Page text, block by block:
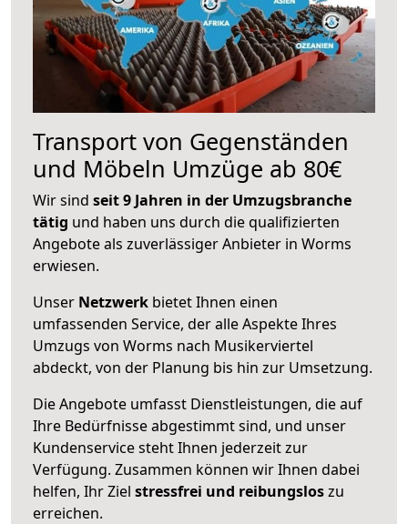
Transport von Gegenständen
und Möbeln Umzüge ab 80€
Wir sind seit 9 Jahren in der Umzugsbranche
tätig und haben uns durch die qualifizierten
Angebote als zuverlässiger Anbieter in Worms
erwiesen.
Unser Netzwerk bietet Ihnen einen
umfassenden Service, der alle Aspekte Ihres
Umzugs von Worms nach Musikerviertel
abdeckt, von der Planung bis hin zur Umsetzung.
Die Angebote umfasst Dienstleistungen, die auf
Ihre Bedürfnisse abgestimmt sind, und unser
Kundenservice steht Ihnen jederzeit zur
Verfügung. Zusammen können wir Ihnen dabei
helfen, Ihr Ziel stressfrei und reibungsloszu
erreichen.